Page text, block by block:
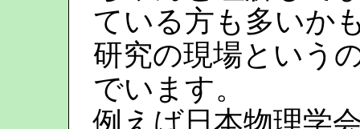
ている方も多いか
研究の現場という
でいます。
例えば日本物理学